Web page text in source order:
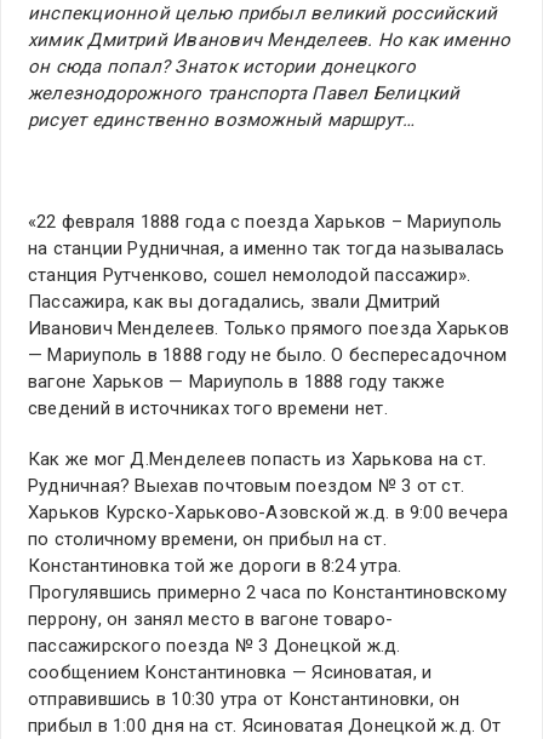
инспекционной целью прибыл великий российский
химик Дмитрий Иванович Менделеев. Но как именно
он сюда попал? Знаток истории донецкого
железнодорожного транспорта Павел Белицкий
рисует единственно возможный маршрут…
«22 февраля 1888 года с поезда Харьков – Мариуполь
на станции Рудничная, а именно так тогда называлась
станция Рутченково, сошел немолодой пассажир».
Пассажира, как вы догадались, звали Дмитрий
Иванович Менделеев. Только прямого поезда Харьков
— Мариуполь в 1888 году не было. О беспересадочном
вагоне Харьков — Мариуполь в 1888 году также
сведений в источниках того времени нет.
Как же мог Д.Менделеев попасть из Харькова на ст.
Рудничная? Выехав почтовым поездом № 3 от ст.
Харьков Курско-Харьково-Азовской ж.д. в 9:00 вечера
по столичному времени, он прибыл на ст.
Константиновка той же дороги в 8:24 утра.
Прогулявшись примерно 2 часа по Константиновскому
перрону, он занял место в вагоне товаро-
пассажирского поезда № 3 Донецкой ж.д.
сообщением Константиновка — Ясиноватая, и
отправившись в 10:30 утра от Константиновки, он
прибыл в 1:00 дня на ст. Ясиноватая Донецкой ж.д. От